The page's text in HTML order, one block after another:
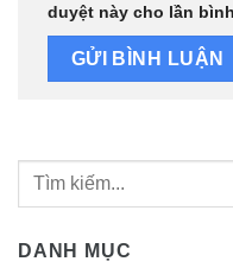
duyệt này cho lần
DANH MỤC